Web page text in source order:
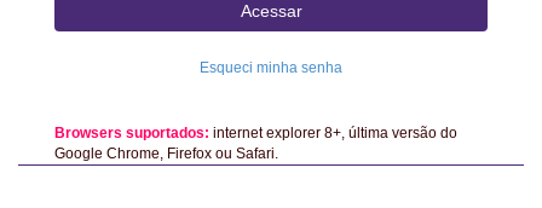
Acessar
Esqueci minha senha
Browsers suportados: internet explorer 8+, última versão do
Google Chrome, Firefox ou Safari.